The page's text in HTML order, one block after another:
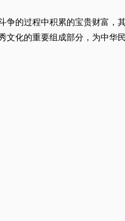
的过程中积累的宝贵财富，
文化的重要组成部分，为中华